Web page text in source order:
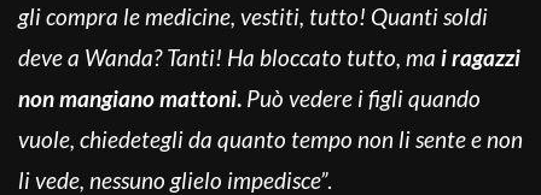
gli compra le medicine, vestiti, tutto! Quanti soldi
deve a Wanda? Tanti! Ha bloccato tutto, ma i ragazzi
non mangiano mattoni. Può vedere i figli quando
vuole, chiedetegli da quanto tempo non li sente e non
li vede, nessuno glielo impedisce”.